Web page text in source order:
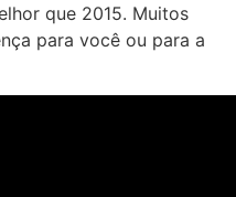
que 2015. Muitos
para você ou para a